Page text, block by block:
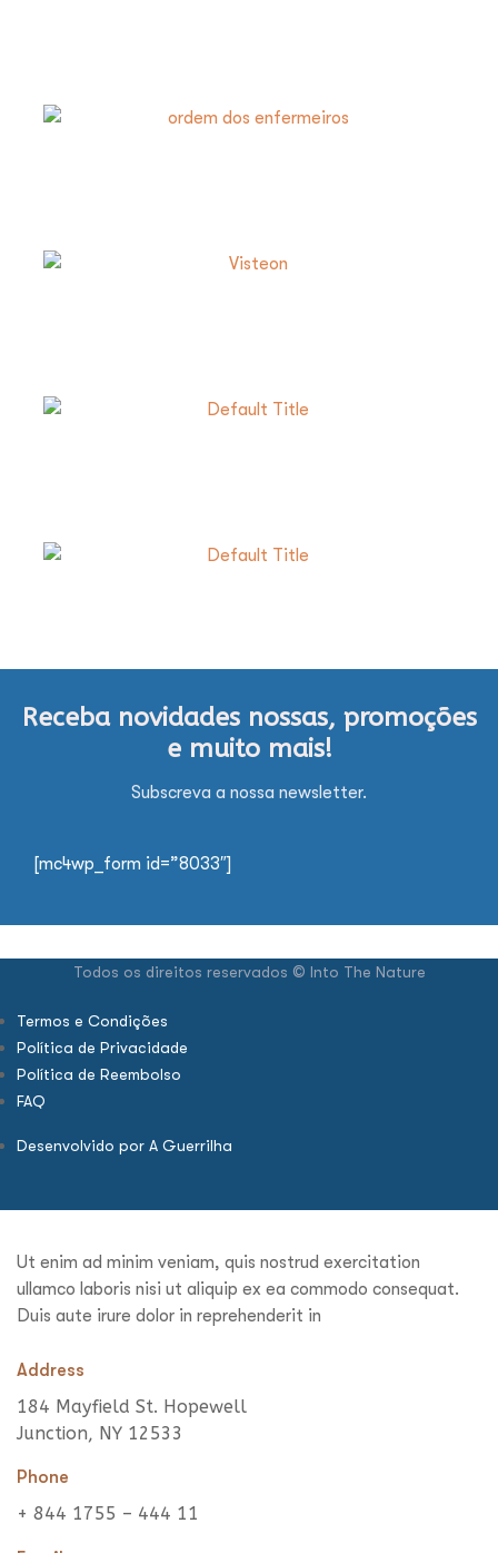
Receba novidades nossas, promoções
e muito mais!
Subscreva a nossa newsletter.
[mc4wp_form id=”8033″]
Todos os direitos reservados © Into The Nature
Termos e Condições
Política de Privacidade
Política de Reembolso
FAQ
Desenvolvido por A Guerrilha
Ut enim ad minim veniam, quis nostrud exercitation
ullamco laboris nisi ut aliquip ex ea commodo consequat.
Duis aute irure dolor in reprehenderit in
Address
184 Mayfield St. Hopewell
Junction, NY 12533
Phone
+ 844 1755 – 444 11